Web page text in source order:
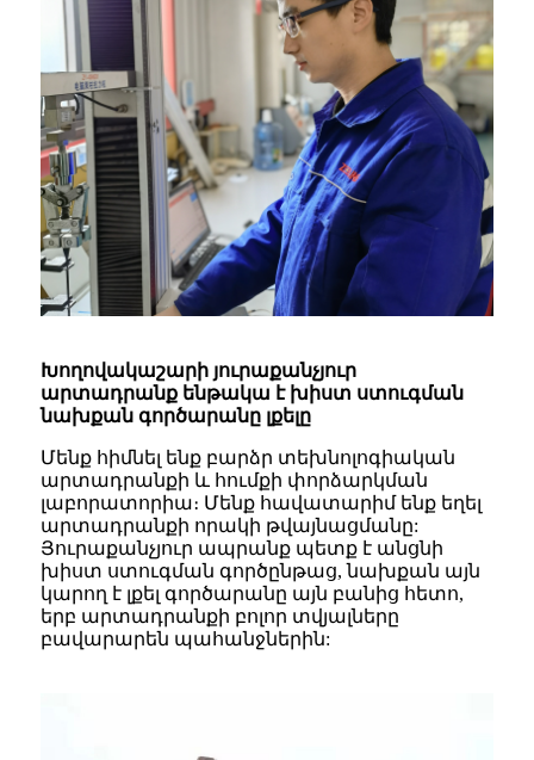
Խողովակաշարի յուրաքանչյուր
արտադրանք ենթակա է խիստ ստուգման
նախքան գործարանը լքելը
Մենք հիմնել ենք բարձր տեխնոլոգիական
արտադրանքի և հումքի փորձարկման
լաբորատորիա։ Մենք հավատարիմ ենք եղել
արտադրանքի որակի թվայնացմանը:
Յուրաքանչյուր ապրանք պետք է անցնի
խիստ ստուգման գործընթաց, նախքան այն
կարող է լքել գործարանը այն բանից հետո,
երբ արտադրանքի բոլոր տվյալները
բավարարեն պահանջներին: